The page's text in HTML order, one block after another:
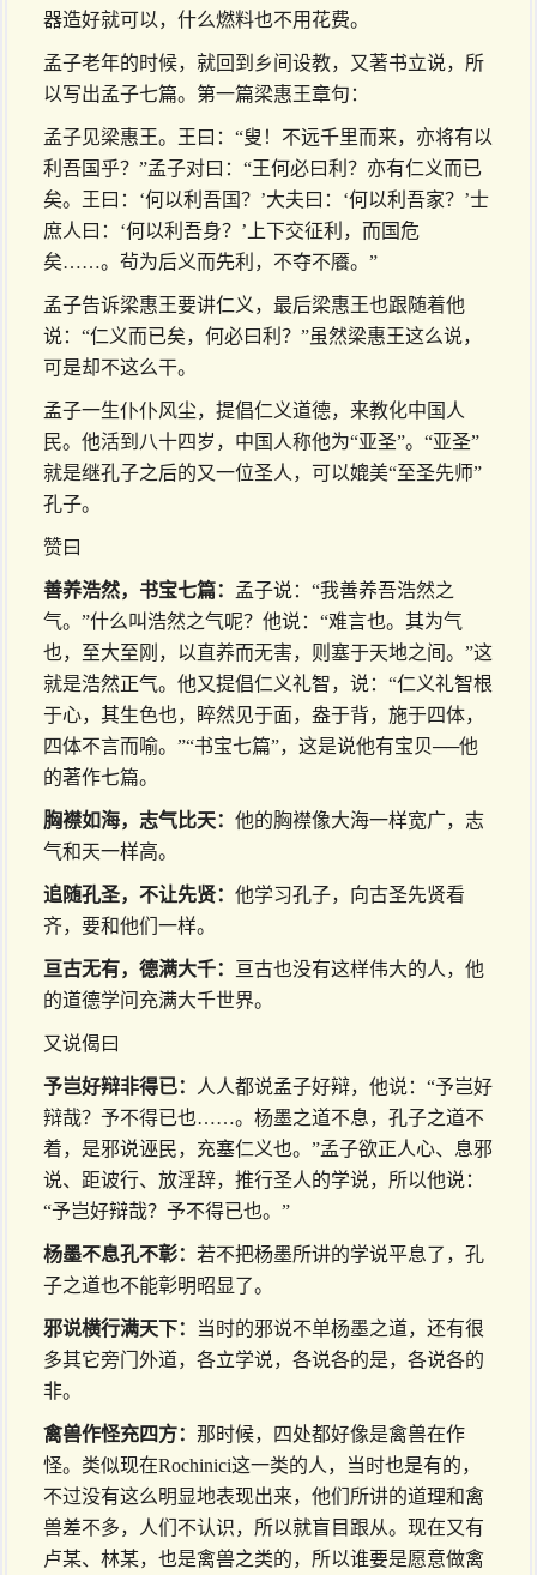
器造好就可以，什么燃料也不用花费。
孟子老年的时候，就回到乡间设教，又著书立说，所
以写出孟子七篇。第一篇梁惠王章句：
孟子见梁惠王。王曰：“叟！不远千里而来，亦将有以
利吾国乎？”孟子对曰：“王何必曰利？亦有仁义而已
矣。王曰：‘何以利吾国？’大夫曰：‘何以利吾家？’士
庶人曰：‘何以利吾身？’上下交征利，而国危
矣……。茍为后义而先利，不夺不餍。”
孟子告诉梁惠王要讲仁义，最后梁惠王也跟随着他
说：“仁义而已矣，何必曰利？”虽然梁惠王这么说，
可是却不这么干。
孟子一生仆仆风尘，提倡仁义道德，来教化中国人
民。他活到八十四岁，中国人称他为“亚圣”。“亚圣”
就是继孔子之后的又一位圣人，可以媲美“至圣先师”
孔子。
赞曰
善养浩然，书宝七篇： 孟子说：“我善养吾浩然之
气。”什么叫浩然之气呢？他说：“难言也。其为气
也，至大至刚，以直养而无害，则塞于天地之间。”这
就是浩然正气。他又提倡仁义礼智，说：“仁义礼智根
于心，其生色也，睟然见于面，盎于背，施于四体，
四体不言而喻。”“书宝七篇”，这是说他有宝贝──他
的著作七篇。
胸襟如海，志气比天： 他的胸襟像大海一样宽广，志
气和天一样高。
追随孔圣，不让先贤： 他学习孔子，向古圣先贤看
齐，要和他们一样。
亘古无有，德满大千：
亘古也没有这样伟大的人，他
的道德学问充满大千世界。
又说偈曰
予岂好辩非得已：
人人都说孟子好辩，他说：“予岂好
辩哉？予不得已也……。杨墨之道不息，孔子之道不
着，是邪说诬民，充塞仁义也。”孟子欲正人心、息邪
说、距诐行、放淫辞，推行圣人的学说，所以他说：
“予岂好辩哉？予不得已也。”
杨墨不息孔不彰： 若不把杨墨所讲的学说平息了，孔
子之道也不能彰明昭显了。
邪说横行满天下：
当时的邪说不单杨墨之道，还有很
多其它旁门外道，各立学说，各说各的是，各说各的
非。
禽兽作怪充四方： 那时候，四处都好像是禽兽在作
怪。类似现在Rochinici这一类的人，当时也是有的，
不过没有这么明显地表现出来，他们所讲的道理和禽
兽差不多，人们不认识，所以就盲目跟从。现在又有
卢某、林某，也是禽兽之类的，所以谁要是愿意做禽